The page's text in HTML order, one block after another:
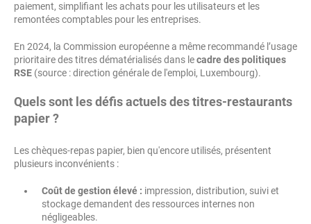
paiement, simplifiant les achats pour les utilisateurs et les
remontées comptables pour les entreprises.
En 2024, la Commission européenne a même recommandé l’usage
prioritaire des titres dématérialisés dans lecadre des politiques
RSE (source : direction générale de l'emploi, Luxembourg).
Quels sont les défis actuels des titres-restaurants
papier ?
Les chèques-repas papier, bien qu'encore utilisés, présentent
plusieurs inconvénients :
Coût de gestion élevé : impression, distribution, suivi et
stockage demandent des ressources internes non
négligeables.